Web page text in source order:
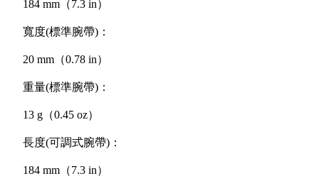
184 mm（7.3 in）
寬度(標準腕帶)：
20 mm（0.78 in）
重量(標準腕帶)：
13 g（0.45 oz）
長度(可調式腕帶)：
184 mm（7.3 in）